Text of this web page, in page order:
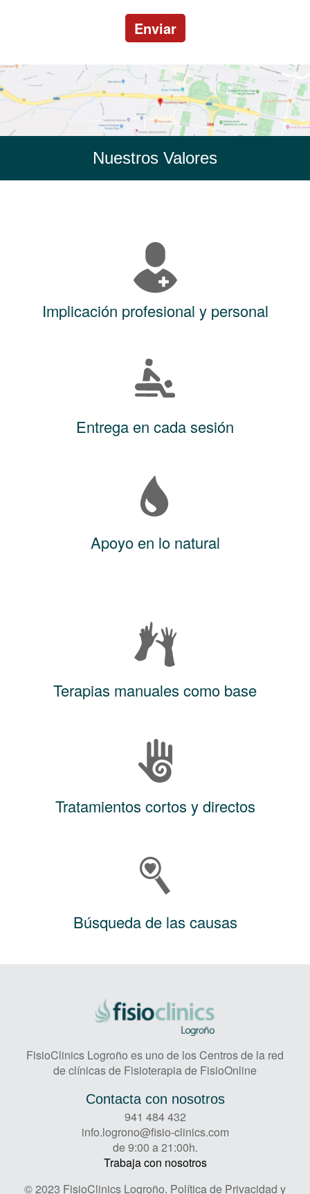
Enviar
Nuestros Valores
Implicación profesional y personal
Entrega en cada sesión
Apoyo en lo natural
Terapias manuales como base
Tratamientos cortos y directos
Búsqueda de las causas
FisioClinics Logroño es uno de los Centros de la red
de clínicas de Fisioterapia de FisioOnline
Contacta con nosotros
941 484 432
info.logrono@fisio-clinics.com
de 9:00 a 21:00h.
Trabaja con nosotros
© 2023 FisioClinics Logroño. Política de Privacidad y